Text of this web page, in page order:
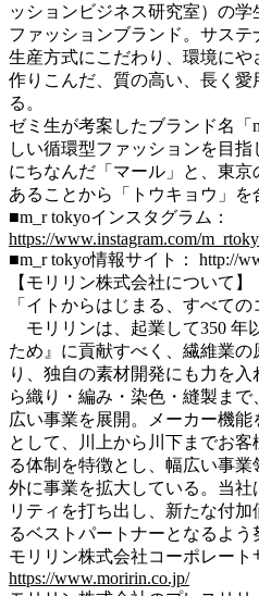
ッションビジネス研究室）の学
ファッションブランド。サステ
⽣産⽅式にこだわり、環境に
作りこんだ、質の⾼い、⻑く
る。
ゼミ⽣が考案したブランド名「
しい循環型ファッションを⽬指
にちなんだ「マール」と、東
あることから「トウキョウ」を
■m_r tokyoインスタグラム：
https://www.instagram.com/
■m_r tokyo情報サイト： http://
【モリリン株式会社について】
「イトからはじまる、すべての
モリリンは、起業して350 年
ため』に貢献すべく、繊維業
り、独⾃の素材開発にも⼒を
ら織り・編み・染⾊・縫製ま
広い事業を展開。メーカー機能
として、川上から川下までお
る体制を特徴とし、幅広い事
外に事業を拡⼤している。当
リティを打ち出し、新たな付
るベストパートナーとなるよう
モリリン株式会社コーポレート
https://www.moririn.co.jp/